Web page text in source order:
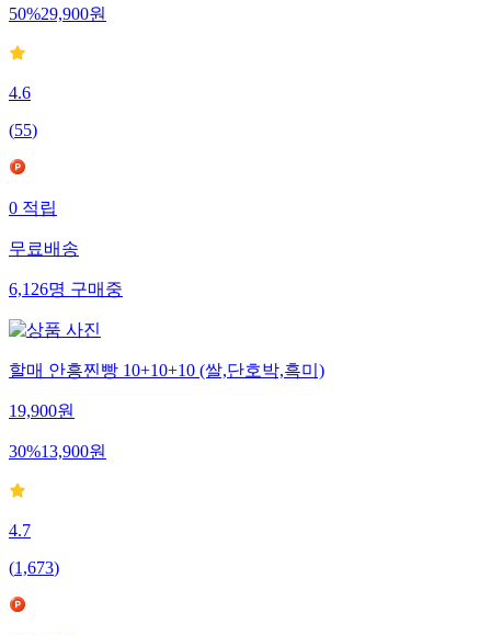
50%29,900원
4.6
(55)
0 적립
무료배송
6,126명 구매중
할매 안흥찐빵 10+10+10 (쌀,단호박,흑미)
19,900원
30%13,900원
4.7
(1,673)